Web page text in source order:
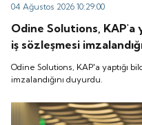
04 Ağustos 2026 10:29:00
Odine Solutions, KAP'a
iş sözleşmesi
Odine Solutions, KAP'a yaptığı
imzalandığını duyurdu.